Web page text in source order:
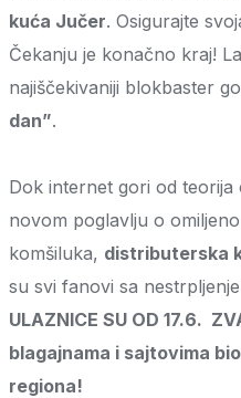
kuća Jučer. Osigurajte
Čekanju je konačno kraj!
najiščekivaniji blokbaster
dan”.
Dok internet gori od teorija
novom poglavlju o
komšiluka, distributerska
su svi fanovi sa
ULAZNICE SU OD 17.6.
blagajnama i sajtovima
regiona!